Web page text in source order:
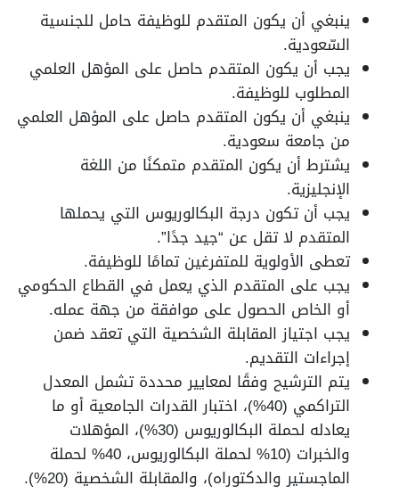
ينبغي أن يكون المتقدم للوظيفة حامل للجنسية
السّعودية.
يجب أن يكون المتقدم حاصل على المؤهل العلمي
المطلوب للوظيفة.
ينبغي أن يكون المتقدم حاصل على المؤهل العلمي
من جامعة سعودية.
يشترط أن يكون المتقدم متمكنًا من اللغة
الإنجليزية.
يجب أن تكون درجة البكالوريوس التي يحملها
المتقدم لا تقل عن “جيد جدًا”.
تعطى الأولوية للمتفرغين تمامًا للوظيفة.
يجب على المتقدم الذي يعمل في القطاع الحكومي
أو الخاص الحصول على موافقة من جهة عمله.
يجب اجتياز المقابلة الشخصية التي تعقد ضمن
إجراءات التقديم.
يتم الترشيح وفقًا لمعايير محددة تشمل المعدل
التراكمي (40%)، اختبار القدرات الجامعية أو ما
يعادله لحملة البكالوريوس (30%)، المؤهلات
والخبرات (10% لحملة البكالوريوس، 40% لحملة
الماجستير والدكتوراه)، والمقابلة الشخصية (20%).